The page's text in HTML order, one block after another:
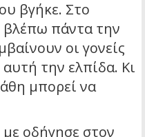
βγήκε. Στο
πάντα την
οι γονείς
την ελπίδα. Κι
μπορεί να
οδήγησε στον